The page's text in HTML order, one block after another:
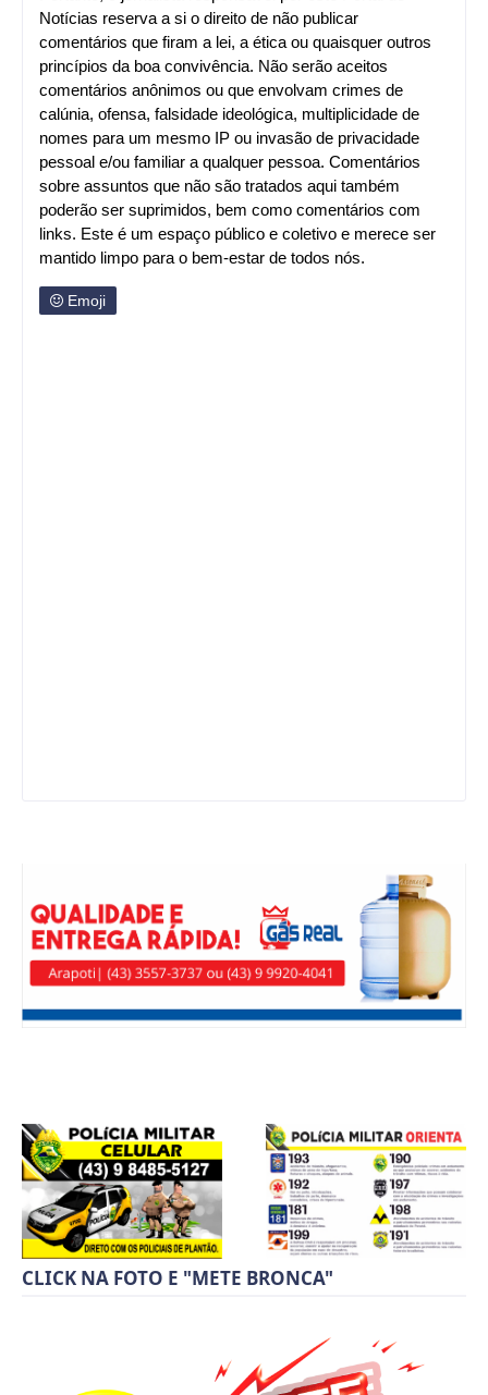
Notícias reserva a si o direito de não publicar
comentários que firam a lei, a ética ou quaisquer outros
princípios da boa convivência. Não serão aceitos
comentários anônimos ou que envolvam crimes de
calúnia, ofensa, falsidade ideológica, multiplicidade de
nomes para um mesmo IP ou invasão de privacidade
pessoal e/ou familiar a qualquer pessoa. Comentários
sobre assuntos que não são tratados aqui também
poderão ser suprimidos, bem como comentários com
links. Este é um espaço público e coletivo e merece ser
mantido limpo para o bem-estar de todos nós.
Emoji
CLICK NA FOTO E "METE BRONCA"